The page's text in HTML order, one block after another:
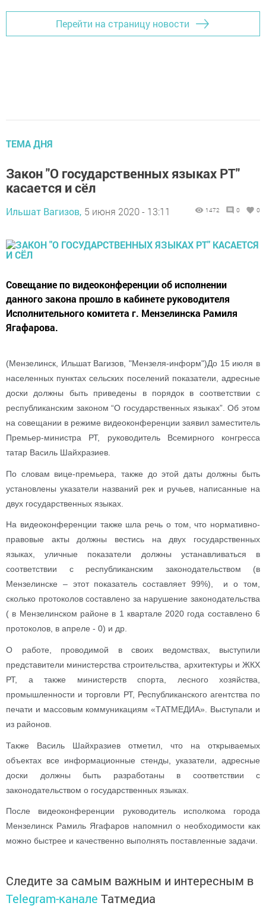
Перейти на страницу новости
ТЕМА ДНЯ
Закон "О государственных языках РТ"
касается и сёл
Ильшат Вагизов, 5 июня 2020 - 13:11 1472 0 0
Совещание по видеоконференции об исполнении
данного закона прошло в кабинете руководителя
Исполнительного комитета г. Мензелинска Рамиля
Ягафарова.
(Мензелинск, Ильшат Вагизов, "Мензеля-информ")До 15 июля в
населенных пунктах сельских поселений показатели, адресные
доски должны быть приведены в порядок в соответствии с
республиканским законом “О государственных языках”. Об этом
на совещании в режиме видеоконференции заявил заместитель
Премьер-министра РТ, руководитель Всемирного конгресса
татар Василь Шайхразиев.
По словам вице-премьера, также до этой даты должны быть
установлены указатели названий рек и ручьев, написанные на
двух государственных языках.
На видеоконференции также шла речь о том, что нормативно-
правовые акты должны вестись на двух государственных
языках, уличные показатели должны устанавливаться в
соответствии с республиканским законодательством (в
Мензелинске – этот показатель составляет 99%), и о том,
сколько протоколов составлено за нарушение законодательства
( в Мензелинском районе в 1 квартале 2020 года составлено 6
протоколов, в апреле - 0) и др.
О работе, проводимой в своих ведомствах, выступили
представители министерства строительства, архитектуры и ЖКХ
РТ, а также министерств спорта, лесного хозяйства,
промышленности и торговли РТ, Республиканского агентства по
печати и массовым коммуникациям «ТАТМЕДИА». Выступали и
из районов.
Также Василь Шайхразиев отметил, что на открываемых
объектах все информационные стенды, указатели, адресные
доски должны быть разработаны в соответствии с
законодательством о государственных языках.
После видеоконференции руководитель исполкома города
Мензелинск Рамиль Ягафаров напомнил о необходимости как
можно быстрее и качественно выполнять поставленные задачи.
Следите за самым важным и интересным в
Telegram-канале Татмедиа